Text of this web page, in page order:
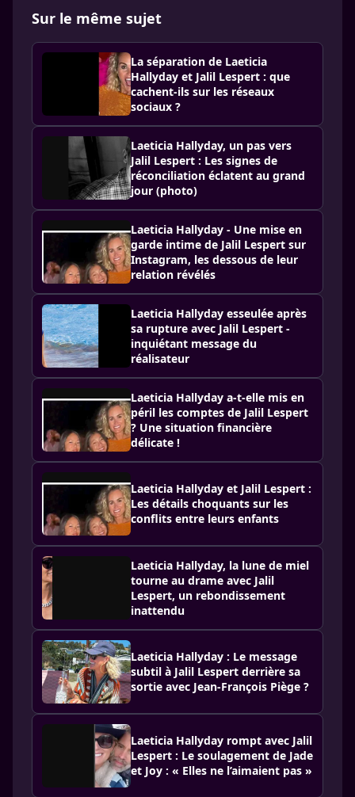
Sur le même sujet
La séparation de Laeticia
Hallyday et Jalil Lespert : que
cachent-ils sur les réseaux
sociaux ?
Laeticia Hallyday, un pas vers
Jalil Lespert : Les signes de
réconciliation éclatent au grand
jour (photo)
Laeticia Hallyday - Une mise en
garde intime de Jalil Lespert sur
Instagram, les dessous de leur
relation révélés
Laeticia Hallyday esseulée après
sa rupture avec Jalil Lespert -
inquiétant message du
réalisateur
Laeticia Hallyday a-t-elle mis en
péril les comptes de Jalil Lespert
? Une situation financière
délicate !
Laeticia Hallyday et Jalil Lespert :
Les détails choquants sur les
conflits entre leurs enfants
Laeticia Hallyday, la lune de miel
tourne au drame avec Jalil
Lespert, un rebondissement
inattendu
Laeticia Hallyday : Le message
subtil à Jalil Lespert derrière sa
sortie avec Jean-François Piège ?
Laeticia Hallyday rompt avec Jalil
Lespert : Le soulagement de Jade
et Joy : « Elles ne l’aimaient pas »